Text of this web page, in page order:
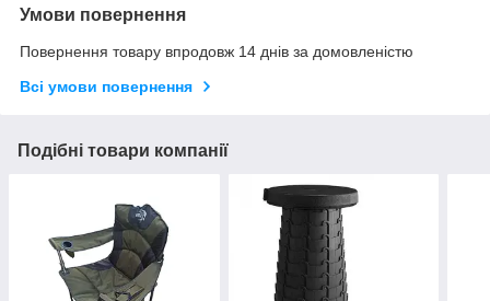
Умови повернення
Повернення товару впродовж 14 днів за домовленістю
Всі умови повернення
Подібні товари компанії